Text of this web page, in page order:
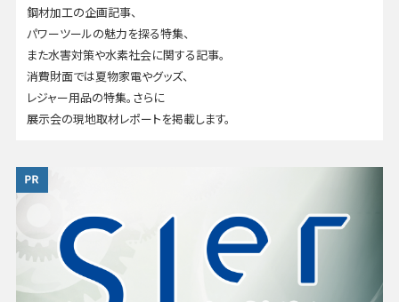
鋼材加工の企画記事、
パワーツールの魅力を探る特集、
また水害対策や水素社会に関する記事。
消費財面では夏物家電やグッズ、
レジャー用品の特集。さらに
展示会の現地取材レポートを掲載します。